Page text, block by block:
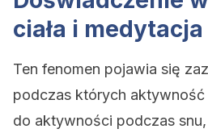
ciała i medytacja
Ten fenomen pojawia się
podczas których
do aktywności podczas